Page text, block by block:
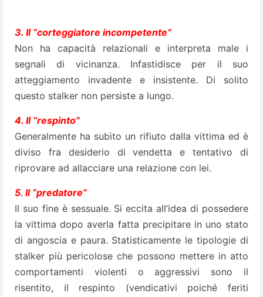
3. Il “corteggiatore incompetente”
Non ha capacità relazionali e interpreta male i
segnali di vicinanza. Infastidisce per il suo
atteggiamento invadente e insistente. Di solito
questo stalker non persiste a lungo.
4. Il “respinto”
Generalmente ha subìto un rifiuto dalla vittima ed è
diviso fra desiderio di vendetta e tentativo di
riprovare ad allacciare una relazione con lei.
5. Il “predatore”
Il suo fine è sessuale. Si eccita all’idea di possedere
la vittima dopo averla fatta precipitare in uno stato
di angoscia e paura. Statisticamente le tipologie di
stalker più pericolose che possono mettere in atto
comportamenti violenti o aggressivi sono il
risentito, il respinto (vendicativi poiché feriti